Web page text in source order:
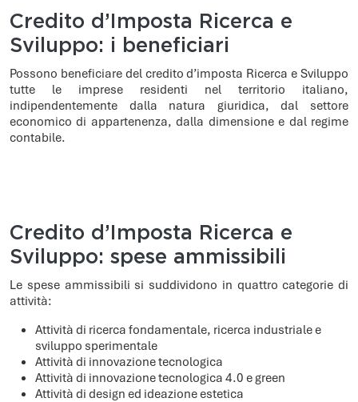
Credito d’Imposta Ricerca e
Sviluppo: i beneficiari
Possono beneficiare del credito d’imposta Ricerca e Sviluppo
tutte le imprese residenti nel territorio italiano,
indipendentemente dalla natura giuridica, dal settore
economico di appartenenza, dalla dimensione e dal regime
contabile.
Credito d’Imposta Ricerca e
Sviluppo: spese ammissibili
Le spese ammissibili si suddividono in quattro categorie di
attività:
Attività di ricerca fondamentale, ricerca industriale e
sviluppo sperimentale
Attività di innovazione tecnologica
Attività di innovazione tecnologica 4.0 e green
Attività di design ed ideazione estetica